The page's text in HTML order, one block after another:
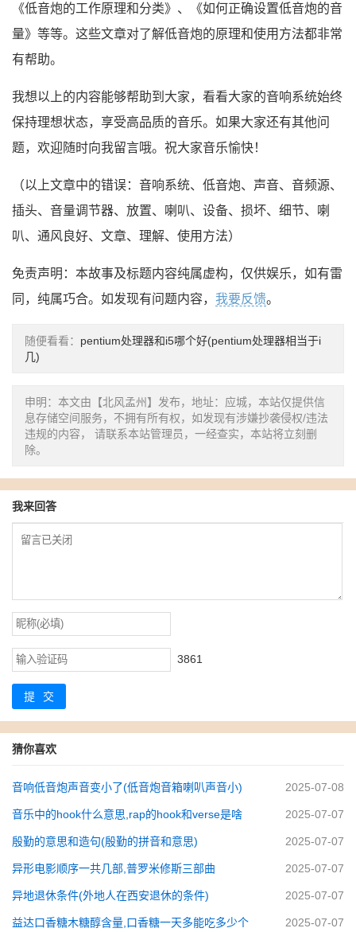
《低音炮的工作原理和分类》、《如何正确设置低音炮的音
量》等等。这些文章对了解低音炮的原理和使用方法都非常
有帮助。
我想以上的内容能够帮助到大家，看看大家的音响系统始终
保持理想状态，享受高品质的音乐。如果大家还有其他问
题，欢迎随时向我留言哦。祝大家音乐愉快！
（以上文章中的错误：音响系统、低音炮、声音、音频源、
插头、音量调节器、放置、喇叭、设备、损坏、细节、喇
叭、通风良好、文章、理解、使用方法）
免责声明：本故事及标题内容纯属虚构，仅供娱乐，如有雷
同，纯属巧合。如发现有问题内容， 我要反馈。
随便看看： pentium处理器和i5哪个好(pentium处理器相当于i
几)
申明：本文由【北风孟州】发布，地址：应城，本站仅提供信
息存储空间服务，不拥有所有权，如发现有涉嫌抄袭侵权/违法
违规的内容， 请联系本站管理员，一经查实，本站将立刻删
除。
我来回答
3861
提交
猜你喜欢
音响低音炮声音变小了(低音炮音箱喇叭声音小) 2025-07-08
音乐中的hook什么意思,rap的hook和verse是啥 2025-07-07
殷勤的意思和造句(殷勤的拼音和意思) 2025-07-07
异形电影顺序一共几部,普罗米修斯三部曲 2025-07-07
异地退休条件(外地人在西安退休的条件) 2025-07-07
益达口香糖木糖醇含量,口香糖一天多能吃多少个 2025-07-07